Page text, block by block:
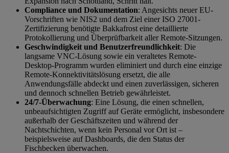
Compliance und Dokumentation: Angesichts neuer EU-
Vorschriften wie NIS2 und dem Ziel einer ISO 27001-
Zertifizierung benötigte Bakkafrost eine detaillierte
Protokollierung und Überprüfbarkeit aller Remote-Sitzungen.
Geschwindigkeit und Benutzerfreundlichkeit: Die
langsame VNC-Lösung sowie ein veraltetes Remote-
Desktop-Programm wurden eliminiert und durch eine einzige
Remote-Konnektivitätslösung ersetzt, die alle
Anwendungsfälle abdeckt und einen zuverlässigen, sicheren
und dennoch schnellen Betrieb gewährleistet.
24/7-Überwachung: Eine Lösung, die einen schnellen,
unbeaufsichtigten Zugriff auf Geräte ermöglicht, insbesondere
außerhalb der Geschäftszeiten und während der
Nachtschichten, wenn kein Personal vor Ort ist –
beispielsweise auf Dashboards, die den Status der
Fischbecken überwachen.